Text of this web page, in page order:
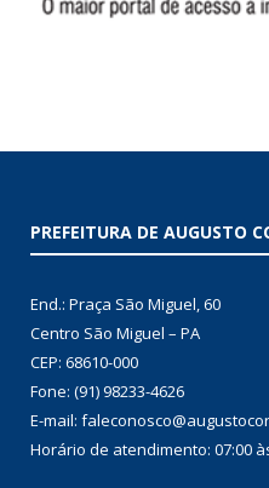
PREFEITURA DE AUGUSTO
End.: Praça São Miguel, 60
Centro São Miguel – PA
CEP: 68610-000
Fone: (91) 98233-4626
E-mail:
Horário de atendimento: 07:00